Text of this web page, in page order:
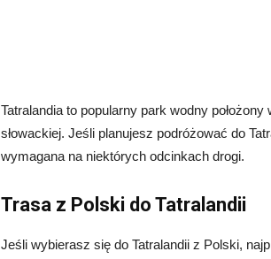
Tatralandia to popularny park wodny
słowackiej. Jeśli planujesz podróżować do
wymagana na niektórych odcinkach drogi.
Trasa z Polski do Tatralandii
Jeśli wybierasz się do Tatralandii z Polski,